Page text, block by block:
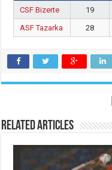
CSF Bizerte 19
ASF Tazarka
28
Related Articles